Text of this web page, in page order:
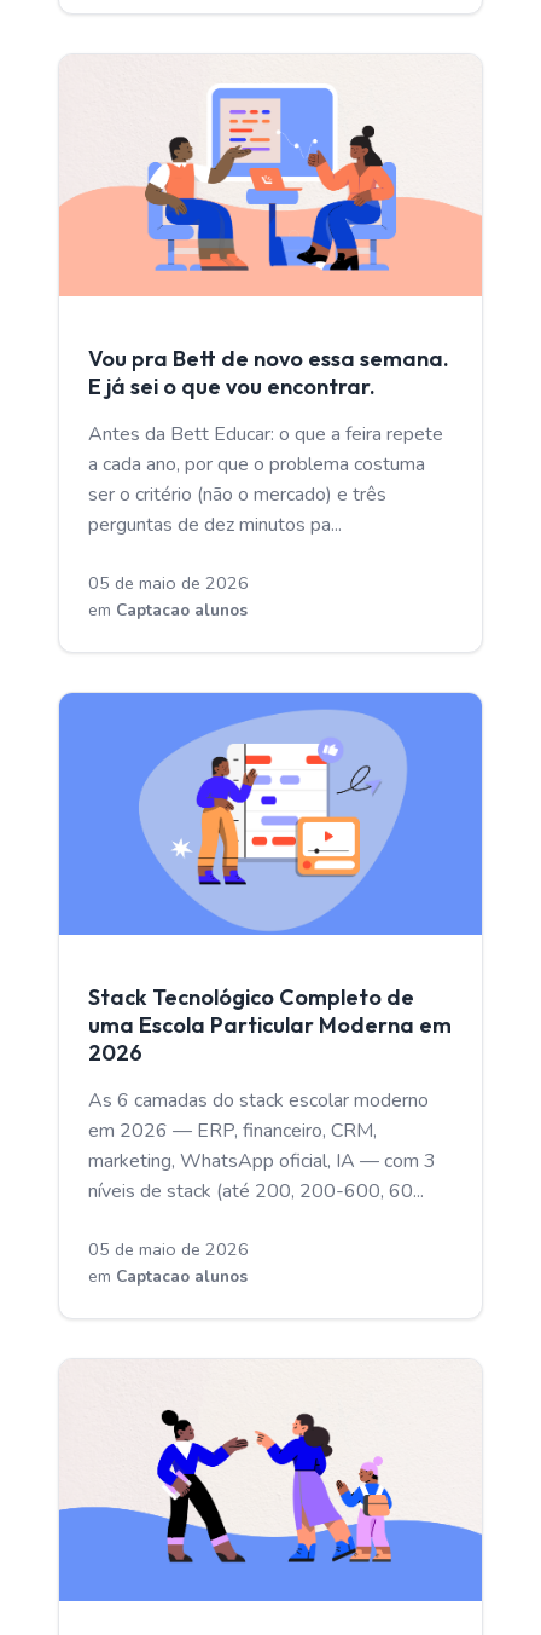
Vou pra Bett de novo essa semana.
E já sei o que vou encontrar.
Antes da Bett Educar: o que a feira repete
a cada ano, por que o problema costuma
ser o critério (não o mercado) e três
perguntas de dez minutos pa...
05 de maio de 2026
em Captacao alunos
Stack Tecnológico Completo de
uma Escola Particular Moderna em
2026
As 6 camadas do stack escolar moderno
em 2026 — ERP, financeiro, CRM,
marketing, WhatsApp oficial, IA — com 3
níveis de stack (até 200, 200-600, 60...
05 de maio de 2026
em Captacao alunos